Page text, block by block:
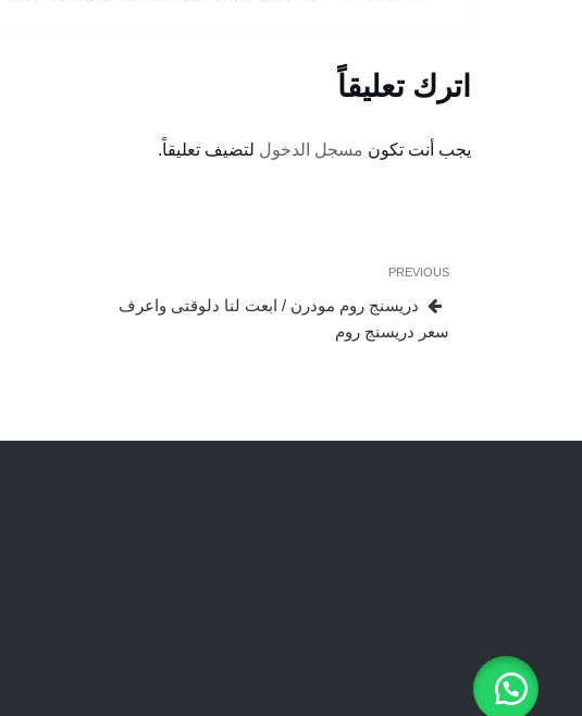
اترك تعليقاً
يجب أنت تكون مسجل الدخول لتضيف تعليقاً.
تصفّح
المقالات
Previous
Post
PREVIOUS
دريسنج روم مودرن / ابعت لنا دلوقتى واعرف
سعر دريسنج روم